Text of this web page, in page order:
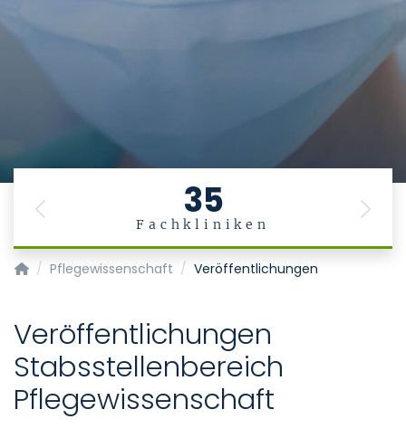
35
Fachkliniken
Previous Next
Pflegedienst
Pflegewissenschaft Veröffentlichungen
Veröffentlichungen
Stabsstellenbereich
Pflegewissenschaft